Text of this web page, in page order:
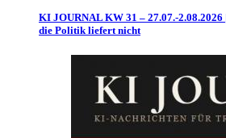
KI JOURNAL KW 31 – 27.07.-
die Politik liefert nicht